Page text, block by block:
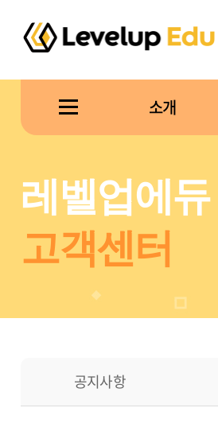
소개
레벨업에듀
고객센터
공지사항